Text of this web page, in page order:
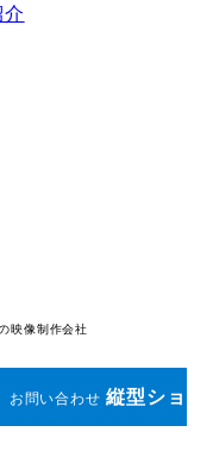
映像制作会社
お問い合わせ 縦型ショ